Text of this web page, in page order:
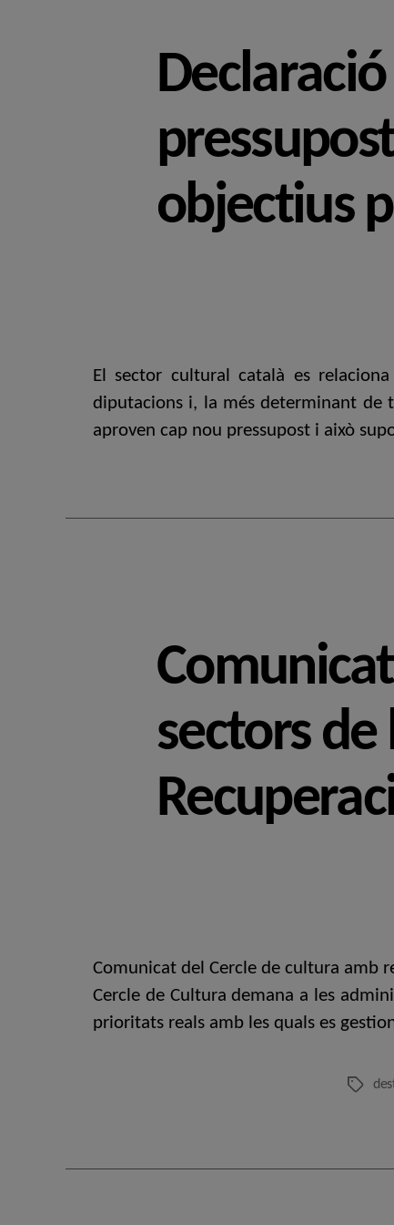
objectius
El sector cultural català es
diputacions i, la més determinant de
aproven cap nou pressupost i això
sectors de
Comunicat del Cercle de cultura amb
Cercle de Cultura demana a les
prioritats reals amb les quals es